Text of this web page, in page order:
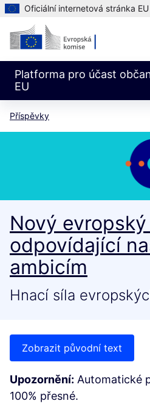
Oficiální internetová stránka EU
Platforma pro účast
EU
Příspěvky
Nový
odpovídající
ambicím
Hnací síla
Zobrazit původní text
Upozornění: Automatické
100% přesné.